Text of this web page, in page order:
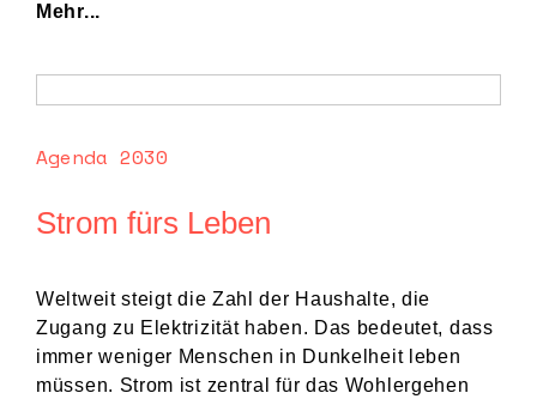
Mehr...
Agenda 2030
Strom fürs Leben
Weltweit steigt die Zahl der Haushalte, die
Zugang zu Elektrizität haben. Das bedeutet, dass
immer weniger Menschen in Dunkelheit leben
müssen. Strom ist zentral für das Wohlergehen